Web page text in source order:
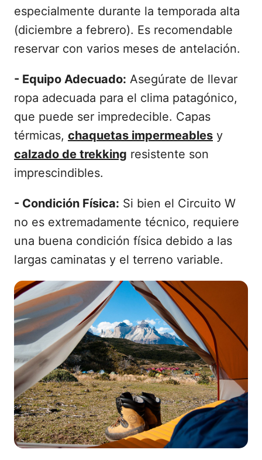
especialmente durante la temporada alta
(diciembre a febrero). Es recomendable
reservar con varios meses de antelación.
- Equipo Adecuado: Asegúrate de llevar
ropa adecuada para el clima patagónico,
que puede ser impredecible. Capas
térmicas, chaquetas impermeables y
calzado de trekking resistente son
imprescindibles.
- Condición Física: Si bien el Circuito W
no es extremadamente técnico, requiere
una buena condición física debido a las
largas caminatas y el terreno variable.